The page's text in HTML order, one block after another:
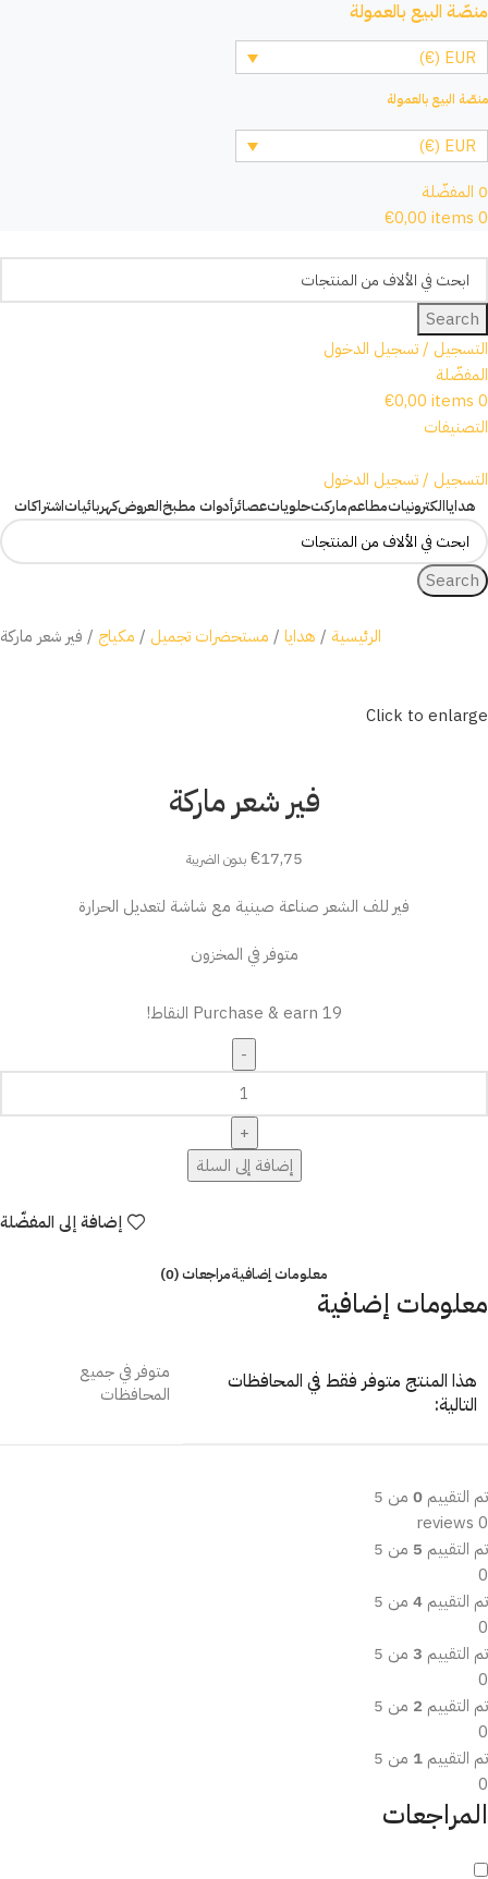
منصّة البيع بالعمولة
EUR (€)
منصّة البيع بالعمولة
EUR (€)
0 المفضّلة
0
items
€0,00
Search
التسجيل / تسجيل الدخول
المفضّلة
0
items
€0,00
التصنيفات
التسجيل / تسجيل الدخول
هداياالكترونياتمطاعمماركتحلوياتعصائرأدوات مطبخالعروضكهربائياتاشتراكات
Search
الرئيسية هدايا مستحضرات تجميل مكياج فير شعر ماركة
Click to enlarge
فير شعر ماركة
€17,75 بدون الضريبة
فير للف الشعر صناعة صينية مع شاشة لتعديل الحرارة
متوفر في المخزون
Purchase & earn 19 النقاط!
إضافة إلى السلة
إضافة إلى المفضّلة
معلومات إضافيةمراجعات (0)
معلومات إضافية
هذا المنتج متوفر فقط في المحافظات
التالية:
متوفر في جميع
المحافظات
تم التقييم 0 من 5
0 reviews
تم التقييم 5 من 5
0
تم التقييم 4 من 5
0
تم التقييم 3 من 5
0
تم التقييم 2 من 5
0
تم التقييم 1 من 5
0
المراجعات